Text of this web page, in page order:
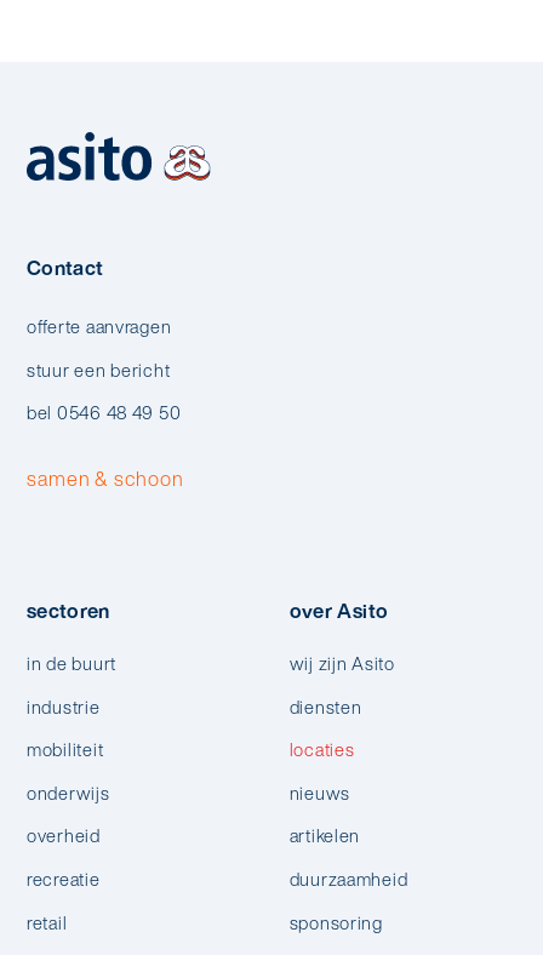
Contact
offerte aanvragen
stuur een bericht
bel 0546 48 49 50
samen & schoon
sectoren
in de buurt
industrie
mobiliteit
onderwijs
overheid
recreatie
retail
over Asito
wij zijn Asito
diensten
locaties
nieuws
artikelen
duurzaamheid
sponsoring